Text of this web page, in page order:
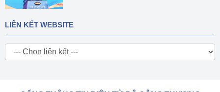
LIÊN KẾT WEBSITE